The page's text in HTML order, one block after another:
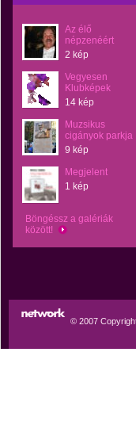
Az élő
népzenéért
2 kép
Vegyesen
Klubképek
14 kép
Muzsikus
cigányok parkja
9 kép
Megjelent
1 kép
Böngéssz a galériák
között!
© 2007